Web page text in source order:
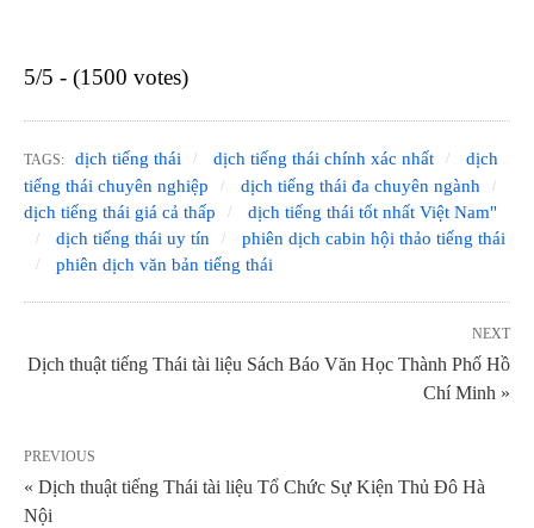
5/5 - (1500 votes)
TAGS: dịch tiếng thái dịch tiếng thái chính xác nhất
dịch
tiếng thái chuyên nghiệp
dịch tiếng thái đa chuyên ngành
dịch tiếng thái giá cả thấp
dịch tiếng thái tốt nhất Việt Nam"
dịch tiếng thái uy tín
phiên dịch cabin hội thảo tiếng thái
phiên dịch văn bản tiếng thái
NEXT
Dịch thuật tiếng Thái tài liệu Sách Báo Văn Học Thành Phố Hồ
Chí Minh »
PREVIOUS
« Dịch thuật tiếng Thái tài liệu Tổ Chức Sự Kiện Thủ Đô Hà
Nội